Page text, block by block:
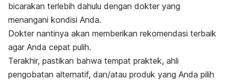
bicarakan terlebih dahulu dengan dokter yang
menangani kondisi Anda.
Dokter nantinya akan memberikan rekomendasi terbaik
agar Anda cepat pulih.
Terakhir, pastikan bahwa tempat praktek, ahli
pengobatan alternatif, dan/atau produk yang Anda pilih